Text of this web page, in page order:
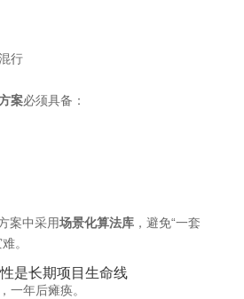
行
案必须具备：
案中采用场景化算法库，避免“一套
。
是长期项目生命线
一年后瘫痪。